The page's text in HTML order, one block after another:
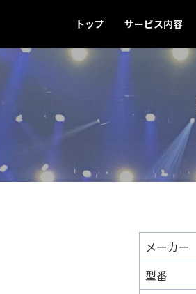
トップ サービス内容
メーカー
型番